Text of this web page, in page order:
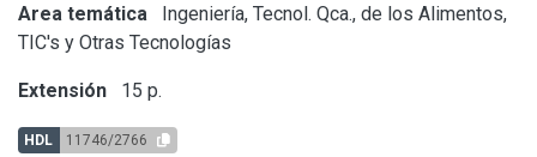
Area temática
Ingeniería, Tecnol. Qca., de los Alimentos,
TIC's y Otras Tecnologías
Extensión 15 p.
HDL 11746/2766